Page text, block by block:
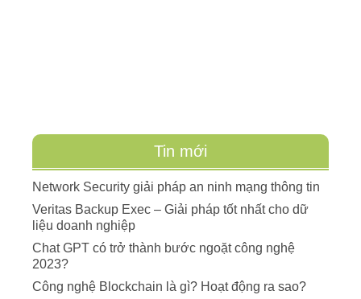
Tin mới
Network Security giải pháp an ninh mạng thông tin
Veritas Backup Exec – Giải pháp tốt nhất cho dữ
liệu doanh nghiệp
Chat GPT có trở thành bước ngoặt công nghệ
2023?
Công nghệ Blockchain là gì? Hoạt động ra sao?